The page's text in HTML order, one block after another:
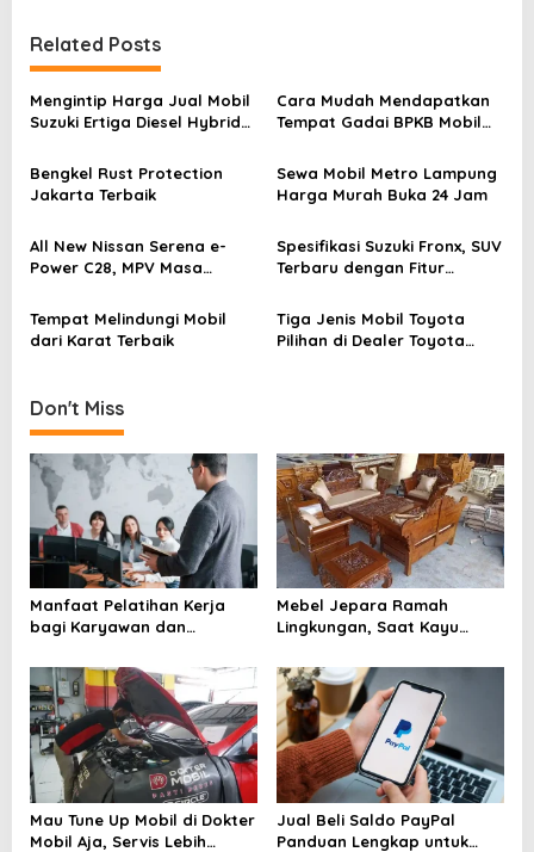
t
n
a
i
a
t
i
o
Related Posts
Mengintip Harga Jual Mobil
Suzuki Ertiga Diesel Hybrid
Cara Mudah Mendapatkan
Tempat Gadai BPKB Mobil
Terpercaya
Bengkel Rust Protection
Jakarta Terbaik
Sewa Mobil Metro Lampung
Harga Murah Buka 24 Jam
All New Nissan Serena e-
Power C28, MPV Masa
Canggih
Spesifikasi Suzuki Fronx, SUV
Terbaru dengan Fitur
Tempat Melindungi Mobil
dari Karat Terbaik
Tiga Jenis Mobil Toyota
Pilihan di Dealer Toyota
Don't Miss
Manfaat Pelatihan Kerja
bagi Karyawan dan
Diremehkan
Mebel Jepara Ramah
Lingkungan, Saat Kayu
Wajah Industri Furnitur
Mau Tune Up Mobil di Dokter
Mobil Aja, Servis Lebih
Jual Beli Saldo PayPal
Panduan Lengkap untuk